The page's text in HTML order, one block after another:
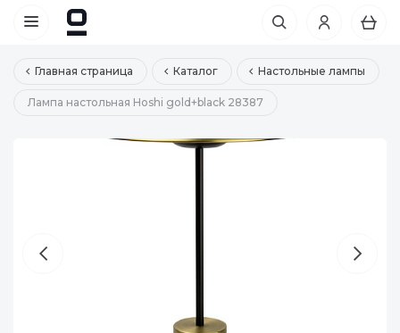
Главная страница Каталог Настольные лампы
Лампа настольная Hoshi gold+black 28387